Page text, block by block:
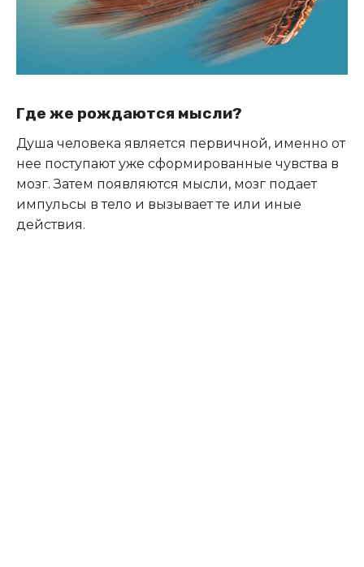
Где же рождаются мысли?
Душа человека является первичной, именно от
нее поступают уже сформированные чувства в
мозг. Затем появляются мысли, мозг подает
импульсы в тело и вызывает те или иные
действия.